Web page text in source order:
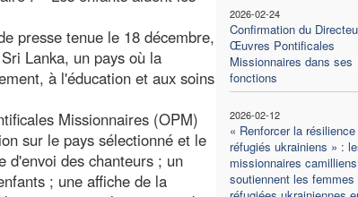
2026-02-24
Confirmation du
Œuvres Pontificales
Missionnaires dans ses
fonctions
2026-02-12
« Renforcer la
réfugiés ukrainiens » :
missionnaires camilliens
soutiennent les femmes
presse tenue le 18 décembre,
Lanka, un pays où la
à l'éducation et aux soins
Missionnaires (OPM)
sur le pays sélectionné et le
d'envoi des chanteurs ; un
; une affiche de la